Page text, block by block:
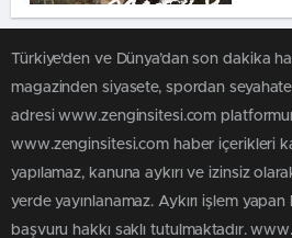
Türkiye'den ve Dünya’dan son dakika
magazinden siyasete, spordan
adresi www.zenginsitesi.com
www.zenginsitesi.com haber içerikleri
yapılamaz, kanuna aykırı ve izinsiz
yerde yayınlanamaz. Aykırı işlem
başvuru hakkı saklı tutulmaktadır.